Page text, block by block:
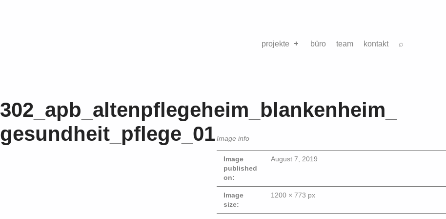
projekte büro team kontakt ⌕
302_apb_altenpflegeheim_blankenheim_
gesundheit_pflege_01 Image info
Image
published
on:
August 7, 2019
Image
size:
1200 × 773 px